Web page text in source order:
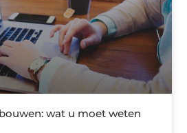
wat u moet weten